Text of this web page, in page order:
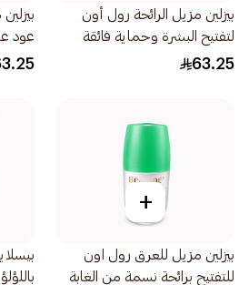
بيزلين مزيل الرائحة رول أون
لتفتيح البشرة وحماية فائقة
سبورت بلس 1قطعة
63.25
عود
+
بيزلين مزيل للعرق رول اون
للتفتيح برائحة نسمة من الغابة
باللؤلؤ،